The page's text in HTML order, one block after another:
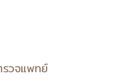
รวจแพทย์